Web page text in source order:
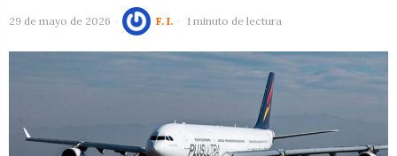
29 de mayo de 2026 F. I. 1 minuto de lectura